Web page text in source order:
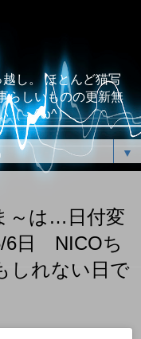
し。 ほとんど猫写
らしいものの更新無
（；^ω^）
▼
～は…日付変
6日 NICOち
しれない日で